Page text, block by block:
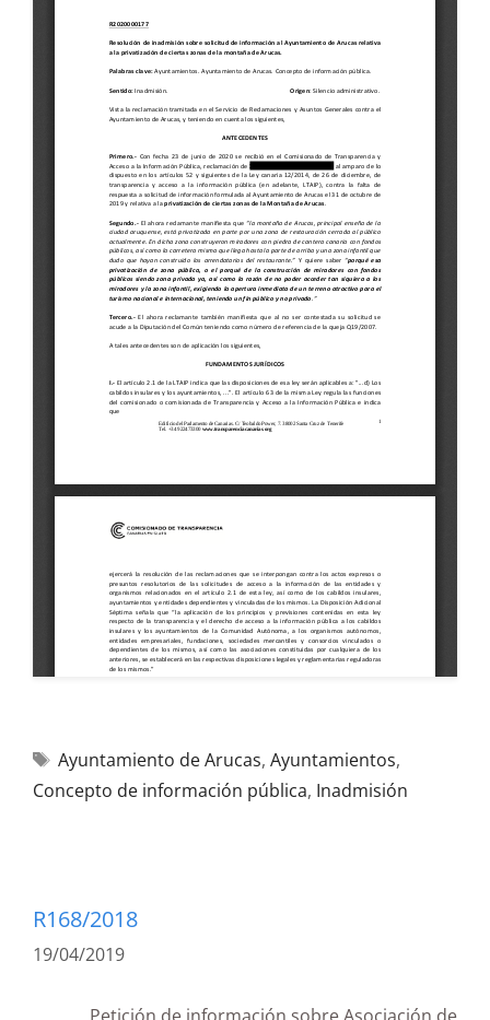
Ayuntamiento de Arucas, Ayuntamientos,
Concepto de información pública, Inadmisión
R168/2018
19/04/2019